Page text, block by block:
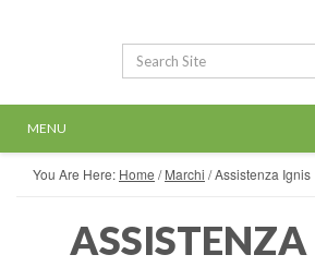
MENU
You Are Here: Home /Marchi /Assistenza Ignis